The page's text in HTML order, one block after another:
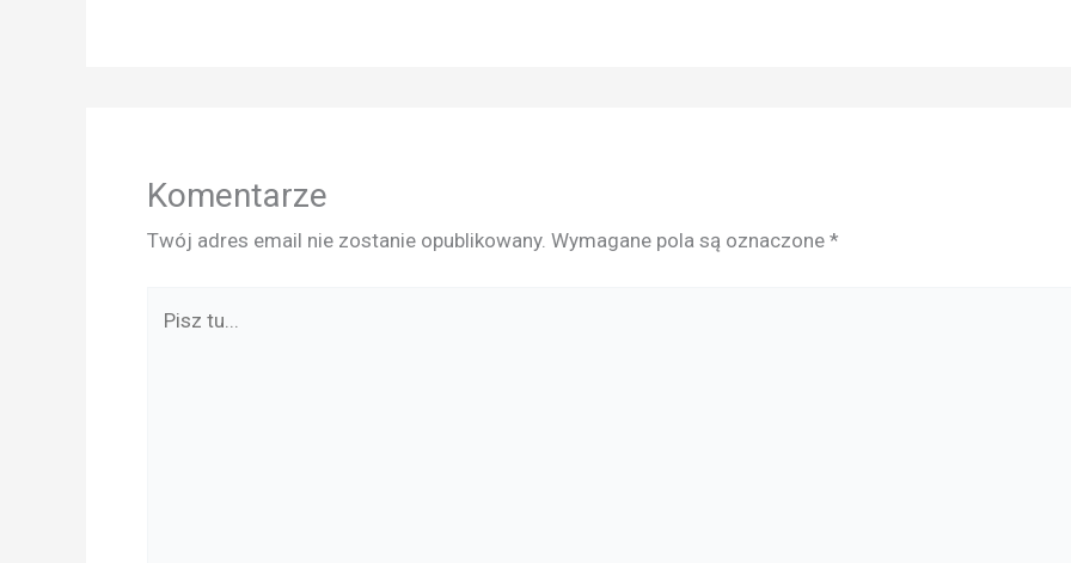
Komentarze
Twój adres email nie zostanie opublikowany. Wymagane pola są oznaczone *